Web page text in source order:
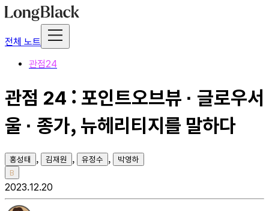
전체 노트
관점24
관점 24 : 포인트오브뷰 · 글로우서
울 · 종가, 뉴헤리티지를 말하다
홍성태 , 김재원 , 유정수 ,
박영하
B
2023.12.20